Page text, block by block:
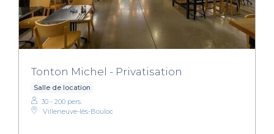
Tonton Michel - Privatisation
Salle de location
30 - 200 pers.
Villeneuve-lès-Bouloc